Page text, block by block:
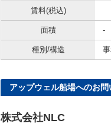
賃料(税込)
面積 -
種別/構造
アップウェル船場へのお問
株式会社NLC